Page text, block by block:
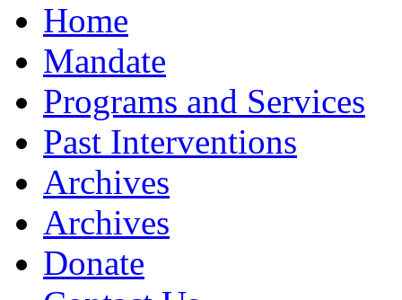
Home
Mandate
Programs and Services
Past Interventions
Archives
Archives
Donate